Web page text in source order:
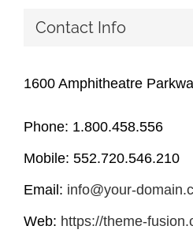
Contact Info
1600 Amphitheatre
Phone: 1.800.458.556
Mobile: 552.720.546.210
Email: info@your-
Web: https://theme-